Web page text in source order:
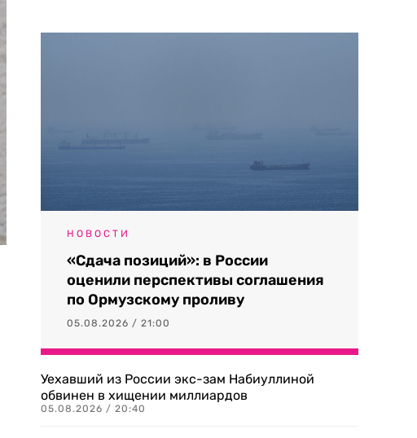
НОВОСТИ
«Сдача позиций»: в России
оценили перспективы соглашения
по Ормузскому проливу
05.08.2026 / 21:00
Уехавший из России экс-зам Набиуллиной
обвинен в хищении миллиардов
05.08.2026 / 20:40